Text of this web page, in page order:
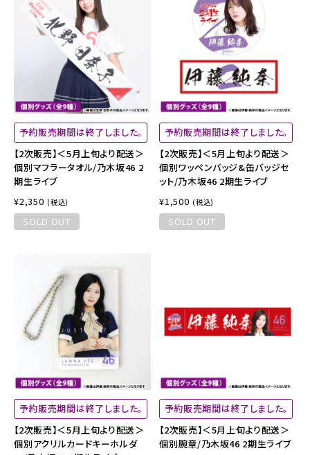
予約販売期間は終了しました。
【2次販売】＜5月上旬より配送＞
個別マフラータオル/乃木坂46 2
期生ライブ
¥2,350 (税込)
SOLD OUT
予約販売期間は終了しました。
【2次販売】＜5月上旬より配送＞
個別ワッペンバッジ&缶バッジセ
ット/乃木坂46 2期生ライブ
¥1,500 (税込)
SOLD OUT
予約販売期間は終了しました。
【2次販売】＜5月上旬より配送＞
個別アクリルカードキーホルダ
予約販売期間は終了しました。
【2次販売】＜5月上旬より配送＞
個別腕章/乃木坂46 2期生ライブ